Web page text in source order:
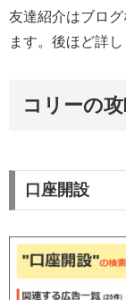
友達紹介はブロ
ます。後ほど詳
コリーの
口座開設